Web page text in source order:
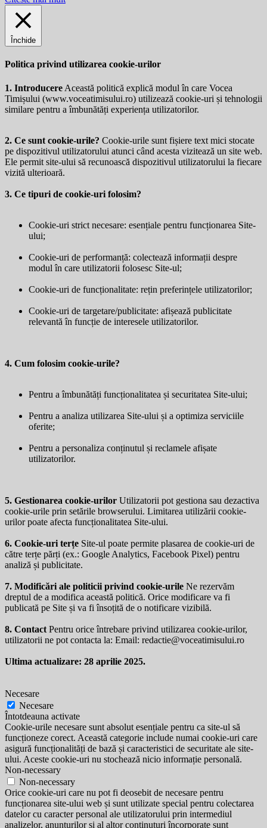
Închide
Politica privind utilizarea cookie-urilor
1. Introducere Această politică explică modul în care Vocea
Timișului (www.voceatimisului.ro) utilizează cookie-uri și tehnologii
similare pentru a îmbunătăți experiența utilizatorilor.
2. Ce sunt cookie-urile? Cookie-urile sunt fișiere text mici stocate
pe dispozitivul utilizatorului atunci când acesta vizitează un site web.
Ele permit site-ului să recunoască dispozitivul utilizatorului la fiecare
vizită ulterioară.
3. Ce tipuri de cookie-uri folosim?
Cookie-uri strict necesare: esențiale pentru funcționarea Site-
ului;
Cookie-uri de performanță: colectează informații despre
modul în care utilizatorii folosesc Site-ul;
Cookie-uri de funcționalitate: rețin preferințele utilizatorilor;
Cookie-uri de targetare/publicitate: afișează publicitate
relevantă în funcție de interesele utilizatorilor.
4. Cum folosim cookie-urile?
Pentru a îmbunătăți funcționalitatea și securitatea Site-ului;
Pentru a analiza utilizarea Site-ului și a optimiza serviciile
oferite;
Pentru a personaliza conținutul și reclamele afișate
utilizatorilor.
5. Gestionarea cookie-urilor Utilizatorii pot gestiona sau dezactiva
cookie-urile prin setările browserului. Limitarea utilizării cookie-
urilor poate afecta funcționalitatea Site-ului.
6. Cookie-uri terțe Site-ul poate permite plasarea de cookie-uri de
către terțe părți (ex.: Google Analytics, Facebook Pixel) pentru
analiză și publicitate.
7. Modificări ale politicii privind cookie-urile Ne rezervăm
dreptul de a modifica această politică. Orice modificare va fi
publicată pe Site și va fi însoțită de o notificare vizibilă.
8. Contact Pentru orice întrebare privind utilizarea cookie-urilor,
utilizatorii ne pot contacta la: Email: redactie@voceatimisului.ro
Ultima actualizare: 28 aprilie 2025.
Necesare
Necesare
Întotdeauna activate
Cookie-urile necesare sunt absolut esențiale pentru ca site-ul să
funcționeze corect. Această categorie include numai cookie-uri care
asigură funcționalități de bază și caracteristici de securitate ale site-
ului. Aceste cookie-uri nu stochează nicio informație personală.
Non-necessary
Non-necessary
Orice cookie-uri care nu pot fi deosebit de necesare pentru
funcționarea site-ului web și sunt utilizate special pentru colectarea
datelor cu caracter personal ale utilizatorului prin intermediul
analizelor, anunțurilor și al altor conținuturi încorporate sunt